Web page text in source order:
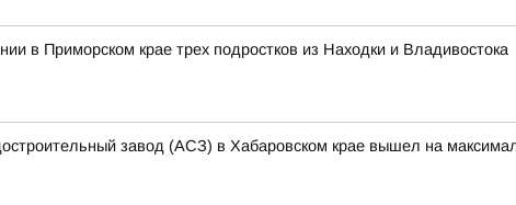
в Приморском крае трех подростков из Находки и Владивостока
завод (АСЗ) в Хабаровском крае вышел на